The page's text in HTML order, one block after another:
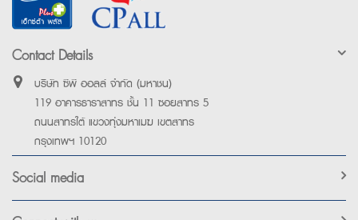
Contact Details
บริษัท ซีพี ออลล์ จำกัด (มหาชน)
119 อาคารธาราสาทร ชั้น 11 ซอยสาทร 5
ถนนสาทรใต้ แขวงทุ่งมหาเมฆ เขตสาทร
กรุงเทพฯ 10120
Social media